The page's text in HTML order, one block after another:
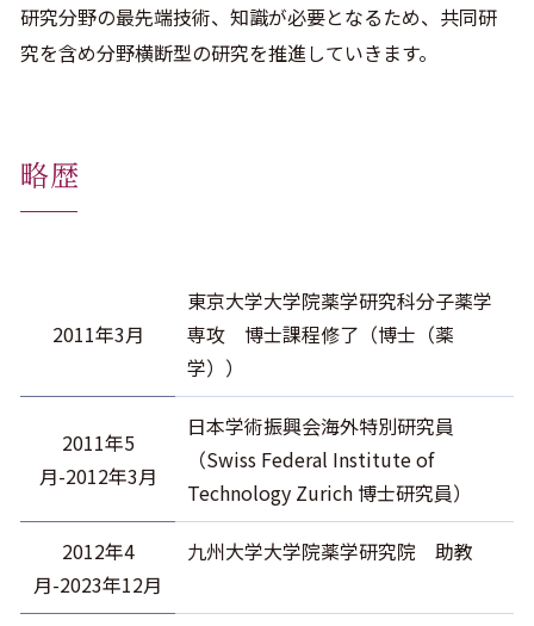
研究分野の最先端技術、知識が必要となるため、共同研
究を含め分野横断型の研究を推進していきます。
略歴
2011年3月
東京大学大学院薬学研究科分子薬学
専攻 博士課程修了（博士（薬
学））
2011年5
月-2012年3月
日本学術振興会海外特別研究員
（Swiss Federal Institute of
Technology Zurich 博士研究員）
2012年4
月-2023年12月
九州大学大学院薬学研究院 助教